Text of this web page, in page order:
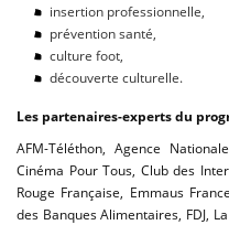
insertion professionnelle,
prévention santé,
culture foot,
découverte culturelle.
Les partenaires-experts du
AFM-Téléthon, Agence
Cinéma Pour Tous, Club des
Rouge Française, Emmaus
des Banques Alimentaires, FDJ,